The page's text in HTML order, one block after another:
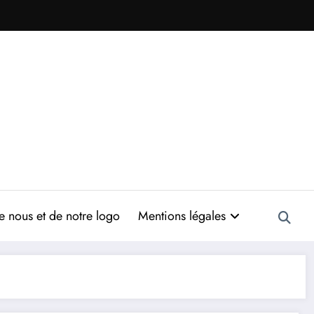
nous et de notre logo Mentions légales